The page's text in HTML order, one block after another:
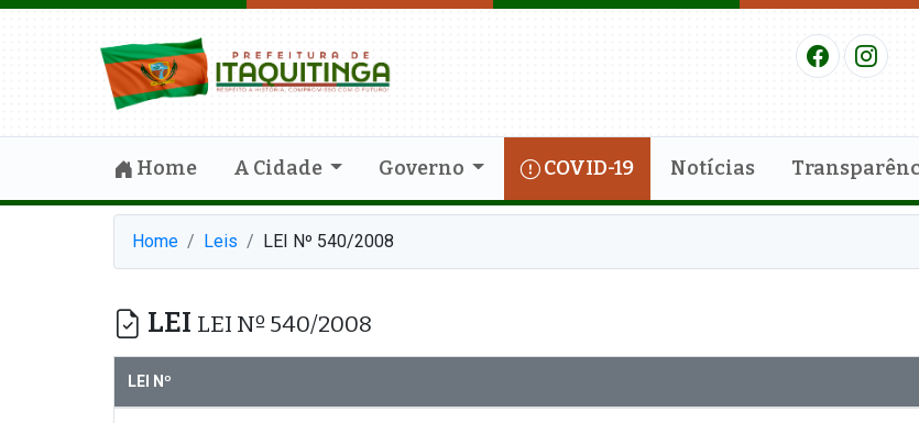
Home A Cidade Governo COVID-19 Notícias
Home Leis LEI Nº 540/2008
LEI LEI Nº 540/2008
LEI Nº